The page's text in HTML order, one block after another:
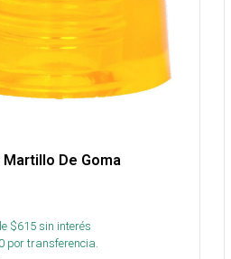
De Goma
$615sin interés
por transferencia.